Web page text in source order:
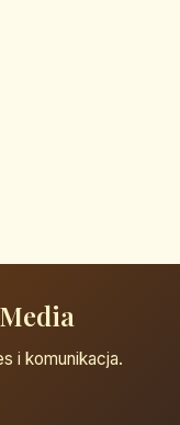
i komunikacja.